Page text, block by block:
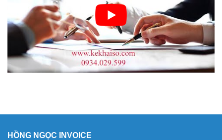
HỒNG NGỌC INVOICE